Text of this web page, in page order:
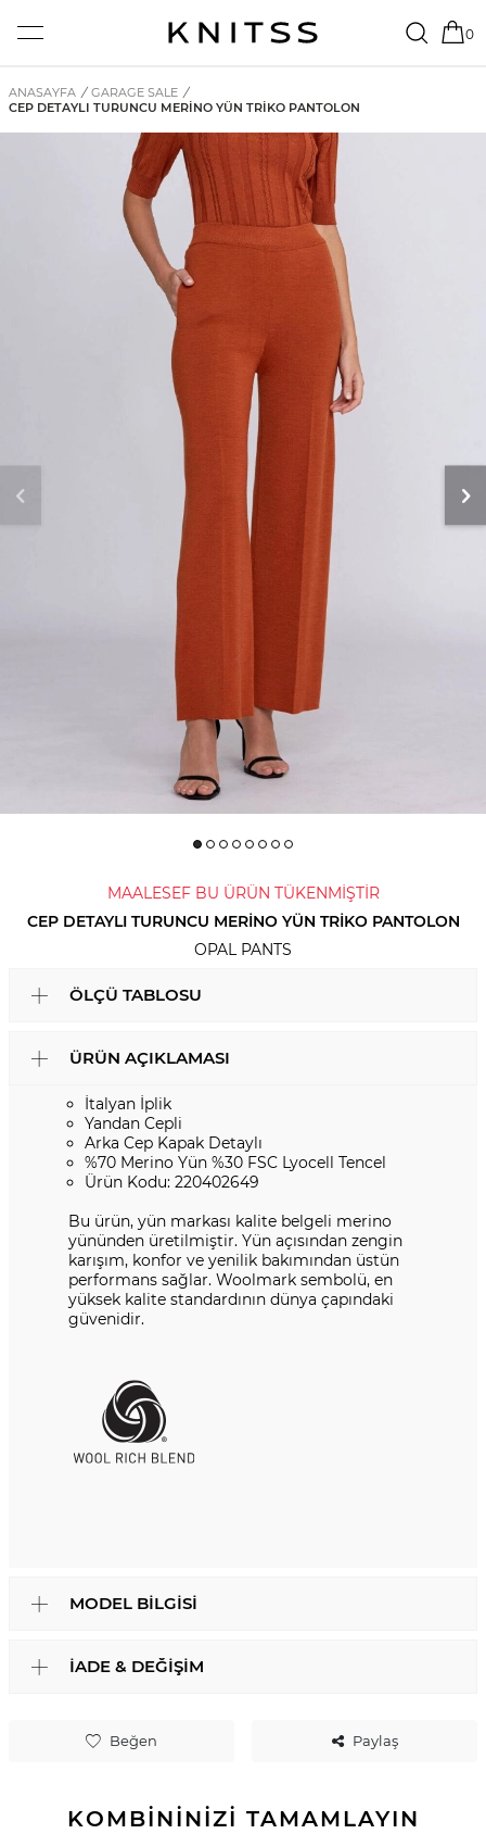
0
ANASAYFA / GARAGE SALE /
CEP DETAYLI TURUNCU MERINO YÜN TRIKO PANTOLON
MAALESEF BU ÜRÜN TÜKENMİŞTİR
CEP DETAYLI TURUNCU MERINO YÜN TRIKO PANTOLON
OPAL PANTS
Beğen Paylaş
ÖLÇÜ TABLOSU
ÜRÜN AÇIKLAMASI
İtalyan İplik
Yandan Cepli
Arka Cep Kapak Detaylı
%70 Merino Yün %30 FSC Lyocell Tencel
Ürün Kodu: 220402649
Bu ürün, yün markası kalite belgeli merino
yününden üretilmiştir. Yün açısından zengin
karışım, konfor ve yenilik bakımından üstün
performans sağlar. Woolmark sembolü, en
yüksek kalite standardının dünya çapındaki
güvenidir.
MODEL BILGISI
İADE & DEĞIŞIM
KOMBİNİNİZİ TAMAMLAYIN